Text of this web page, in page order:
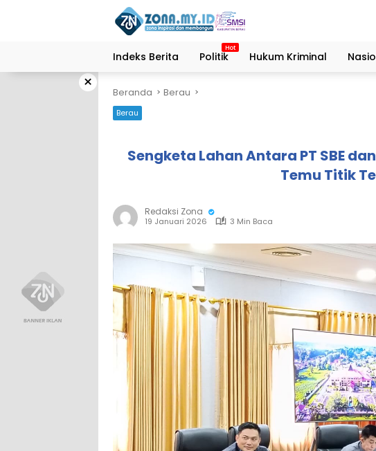
Indeks Berita Politik Hukum Kriminal
× Beranda Berau
Berau
Sengketa Lahan Antara PT SBE
Temu Titik
Redaksi Zona
19 Januari 2026 3 Min Baca